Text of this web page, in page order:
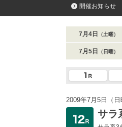
開催お知らせ
7月4日 （土曜）
7月5日 （日曜）
2009年7月5日（
サラ